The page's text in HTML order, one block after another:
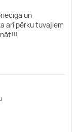
un
arī pērku tuvajiem